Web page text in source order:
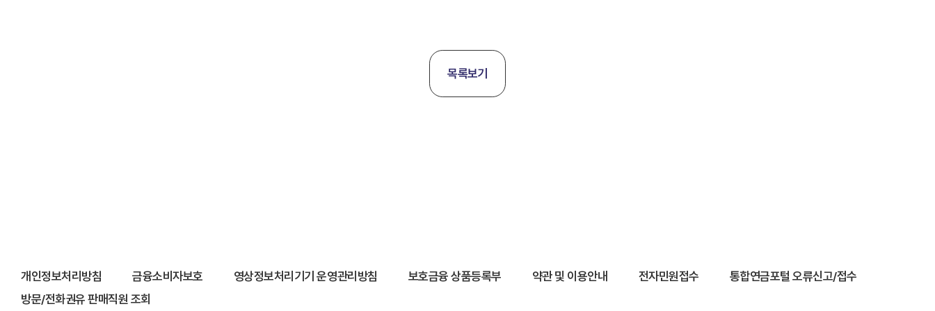
목록보기
개인정보처리방침 금융소비자보호 영상정보처리기기 운영관리방침 보호금융 상품등록부 약관 및 이용안내 전자민원접수
통합연금포털 오류신고/접수
방문/전화권유 판매직원 조회